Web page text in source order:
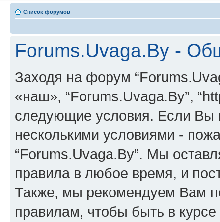
Список форумов
Forums.Uvaga.By -
Заходя на форум
«наш», “Forums.Uvaga.By”,
следующие условия. Если Вы
несколькими условиями -
“Forums.Uvaga.By”. Мы
правила в любое время, и
Также, мы рекомендуем Вам
правилам, чтобы быть в